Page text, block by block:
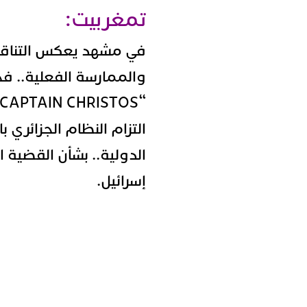
تمغربيت:
في مشهد يعكس
والممارسة الفعلية..
التزام النظام الجزائري
الدولية.. بشأن
إسرائيل.